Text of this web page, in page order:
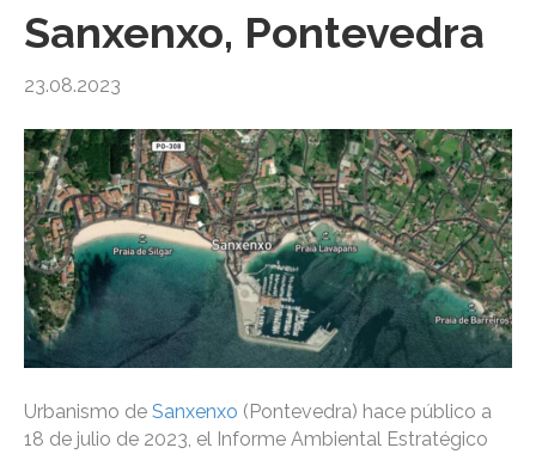
Sanxenxo, Pontevedra
23.08.2023
Urbanismo de Sanxenxo (Pontevedra) hace público a
18 de julio de 2023, el Informe Ambiental Estratégico